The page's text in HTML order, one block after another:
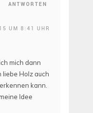
ANTWORTEN
UM 8:41 UHR
mich dann
liebe Holz auch
kann.
Idee